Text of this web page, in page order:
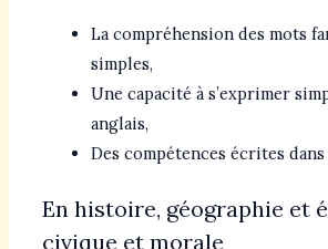
La compréhension des mots
simples,
Une capacité à s’exprimer
anglais,
Des compétences écrites
En histoire, géographie et
civique et morale